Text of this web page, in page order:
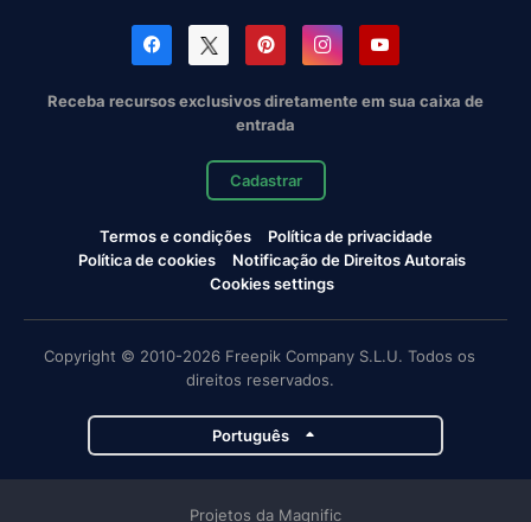
Receba recursos exclusivos diretamente em sua caixa de
entrada
Cadastrar
Termos e condições
Política de privacidade
Política de cookies
Notificação de Direitos Autorais
Cookies settings
Copyright © 2010-2026 Freepik Company S.L.U. Todos os
direitos reservados.
Português
Projetos da Magnific